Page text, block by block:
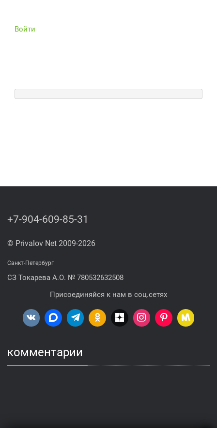
Войти
+7-904-609-85-31
© Privalov Net 2009-2026
Санкт-Петербург
СЗ Токарева А.О. № 780532632508
Присоединяйся к нам в соц.сетях
комментарии